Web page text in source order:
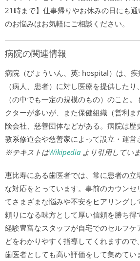
21時まで】仕事帰りやお休みの日にも
のお悩みはお気軽にご相談ください。
病院の関連情報
病院（びょういん、英: hospital）は、
（病人、患者）に対し医療を提供した
（の中でも一定の規模のもの）のこと
クターが多いが、また保健組織（営利
険会社、慈善団体などがある。病院は歴
教系修道会や慈善家によって設立・運営
※テキストはWikipedia より引用していま
恵比寿にある歯医者では、常に患者の立
な対応をとっています。事前のカウンセ
てさまざまな悩みや不安をヒアリングし
頼りになる味方として厚い信頼を勝ち得
経験豊富なスタッフが自宅でのセルフケ
どをわかりやすく指導してくれますので
歯医者としても高い評価をして集めてい